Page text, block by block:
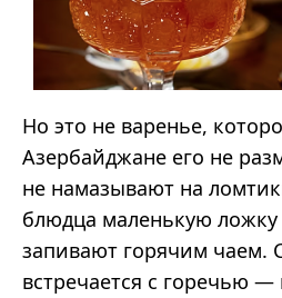
Но это не варенье,
Азербайджане его не
не намазывают на
блюдца маленькую ложку
запивают горячим чаем.
встречается с горечью